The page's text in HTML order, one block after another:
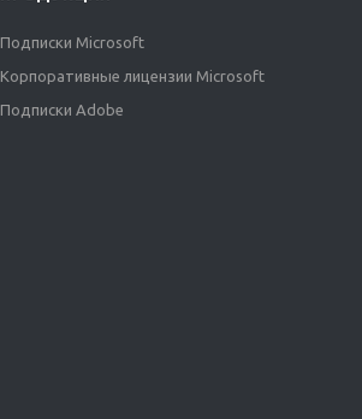
Подписки Microsoft
Корпоративные лицензии Microsoft
Подписки Adobe